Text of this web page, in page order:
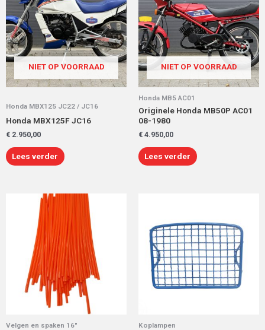
NIET OP VOORRAAD
Honda MBX125 JC22 / JC16
Honda MBX125F JC16
€ 2.950,00
Lees verder
NIET OP VOORRAAD
Honda MB5 AC01
Originele Honda MB50P AC01
08-1980
€ 4.950,00
Lees verder
Velgen en spaken 16" Koplampen